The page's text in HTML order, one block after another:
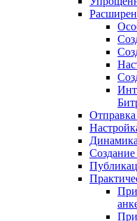
Отправка